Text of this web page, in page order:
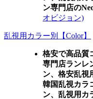
ン専門店の
オビジョン)
乱視用カラー別【Color】
格安で高品質
専門店ランレ
ン、格安乱視
韓国乱視カラ
ン、乱視用カ